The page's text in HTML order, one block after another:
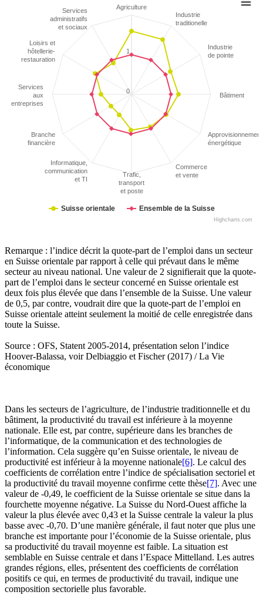
Suisse orientale Ensemble de la Suisse
Agriculture
Industrie
traditionelle
Industrie
de pointe
Bâtiment
Approvisionnement
énergétique
Commerce
et vente
Trafic,
transport
et poste
Informatique,
communication
et TI
Branche
financière
Services
aux
entreprises
Loisirs et
hôtellerie-
restauration
Services
administratifs
et sociaux
0
1
Highcharts.com
Remarque : l’indice décrit la quote-part de l’emploi dans un secteur
en Suisse orientale par rapport à celle qui prévaut dans le même
secteur au niveau national. Une valeur de 2 signifierait que la quote-
part de l’emploi dans le secteur concerné en Suisse orientale est
deux fois plus élevée que dans l’ensemble de la Suisse. Une valeur
de 0,5, par contre, voudrait dire que la quote-part de l’emploi en
Suisse orientale atteint seulement la moitié de celle enregistrée dans
toute la Suisse.
Source : OFS, Statent 2005-2014, présentation selon l’indice
Hoover-Balassa, voir Delbiaggio et Fischer (2017) / La Vie
économique
Dans les secteurs de l’agriculture, de l’industrie traditionnelle et du
bâtiment, la productivité du travail est inférieure à la moyenne
nationale. Elle est, par contre, supérieure dans les branches de
l’informatique, de la communication et des technologies de
l’information. Cela suggère qu’en Suisse orientale, le niveau de
productivité est inférieur à la moyenne nationale[6]. Le calcul des
coefficients de corrélation entre l’indice de spécialisation sectoriel et
la productivité du travail moyenne confirme cette thèse[7]. Avec une
valeur de -0,49, le coefficient de la Suisse orientale se situe dans la
fourchette moyenne négative. La Suisse du Nord-Ouest affiche la
valeur la plus élevée avec 0,43 et la Suisse centrale la valeur la plus
basse avec -0,70. D’une manière générale, il faut noter que plus une
branche est importante pour l’économie de la Suisse orientale, plus
sa productivité du travail moyenne est faible. La situation est
semblable en Suisse centrale et dans l’Espace Mittelland. Les autres
grandes régions, elles, présentent des coefficients de corrélation
positifs ce qui, en termes de productivité du travail, indique une
composition sectorielle plus favorable.